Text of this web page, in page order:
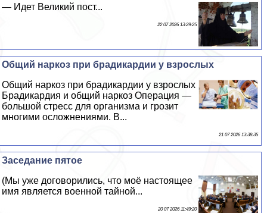
— Идет Великий пост...
22 07 2026 13:29:25
Общий наркоз при брадикардии у взрослых
Общий наркоз при брадикардии у взрослых
Брадикардия и общий наркоз Операция —
большой стресс для организма и грозит
многими осложнениями. В...
21 07 2026 13:38:35
Заседание пятое
(Мы уже договорились, что моё настоящее
имя является военной тайной...
20 07 2026 11:49:20